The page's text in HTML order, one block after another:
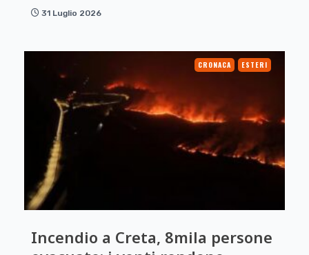
31 Luglio 2026
CRONACA ESTERI
Incendio a Creta, 8mila persone